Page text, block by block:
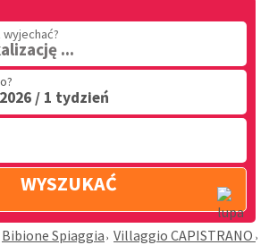
...
/ 1 tydzień
WYSZUKAĆ
Bibione Spiaggia Villaggio CAPISTRANO